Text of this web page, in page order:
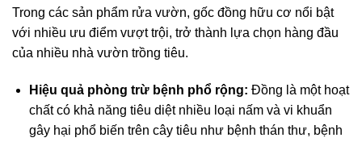
Trong các sản phẩm rửa vườn, gốc đồng hữu cơ nổi bật
với nhiều ưu điểm vượt trội, trở thành lựa chọn hàng đầu
của nhiều nhà vườn trồng tiêu.
Hiệu quả phòng trừ bệnh phổ rộng: Đồng là một hoạt
chất có khả năng tiêu diệt nhiều loại nấm và vi khuẩn
gây hại phổ biến trên cây tiêu như bệnh thán thư, bệnh